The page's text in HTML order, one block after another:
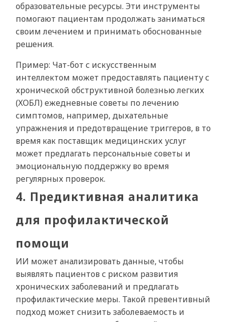
образовательные ресурсы. Эти инструменты
помогают пациентам продолжать заниматься
своим лечением и принимать обоснованные
решения.
Пример: Чат-бот с искусственным
интеллектом может предоставлять пациенту с
хронической обструктивной болезнью легких
(ХОБЛ) ежедневные советы по лечению
симптомов, например, дыхательные
упражнения и предотвращение триггеров, в то
время как поставщик медицинских услуг
может предлагать персональные советы и
эмоциональную поддержку во время
регулярных проверок.
4. Предиктивная аналитика
для профилактической
помощи
ИИ может анализировать данные, чтобы
выявлять пациентов с риском развития
хронических заболеваний и предлагать
профилактические меры. Такой превентивный
подход может снизить заболеваемость и